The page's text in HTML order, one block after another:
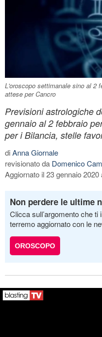
L'oroscopo settimanale sino al 2
attese per Cancro
Previsioni astrologiche
gennaio al 2 febbraio
per i Bilancia, stelle
diAnna Giornale
revisionato da Domenico
Aggiornato il 23 gennaio 2020
Non perdere le ultime
Clicca sull’argomento che
terremo aggiornato con le
OROSCOPO